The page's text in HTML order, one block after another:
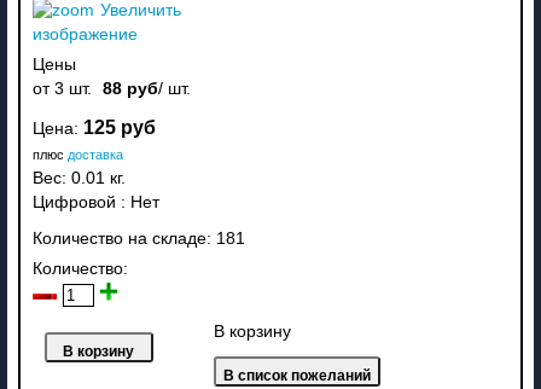
Увеличить
изображение
Цены
от 3 шт.
88 руб/ шт.
Цена: 125 руб
плюс доставка
Вес: 0.01 кг.
Цифровой : Нет
Количество на складе: 181
Количество:
В корзину